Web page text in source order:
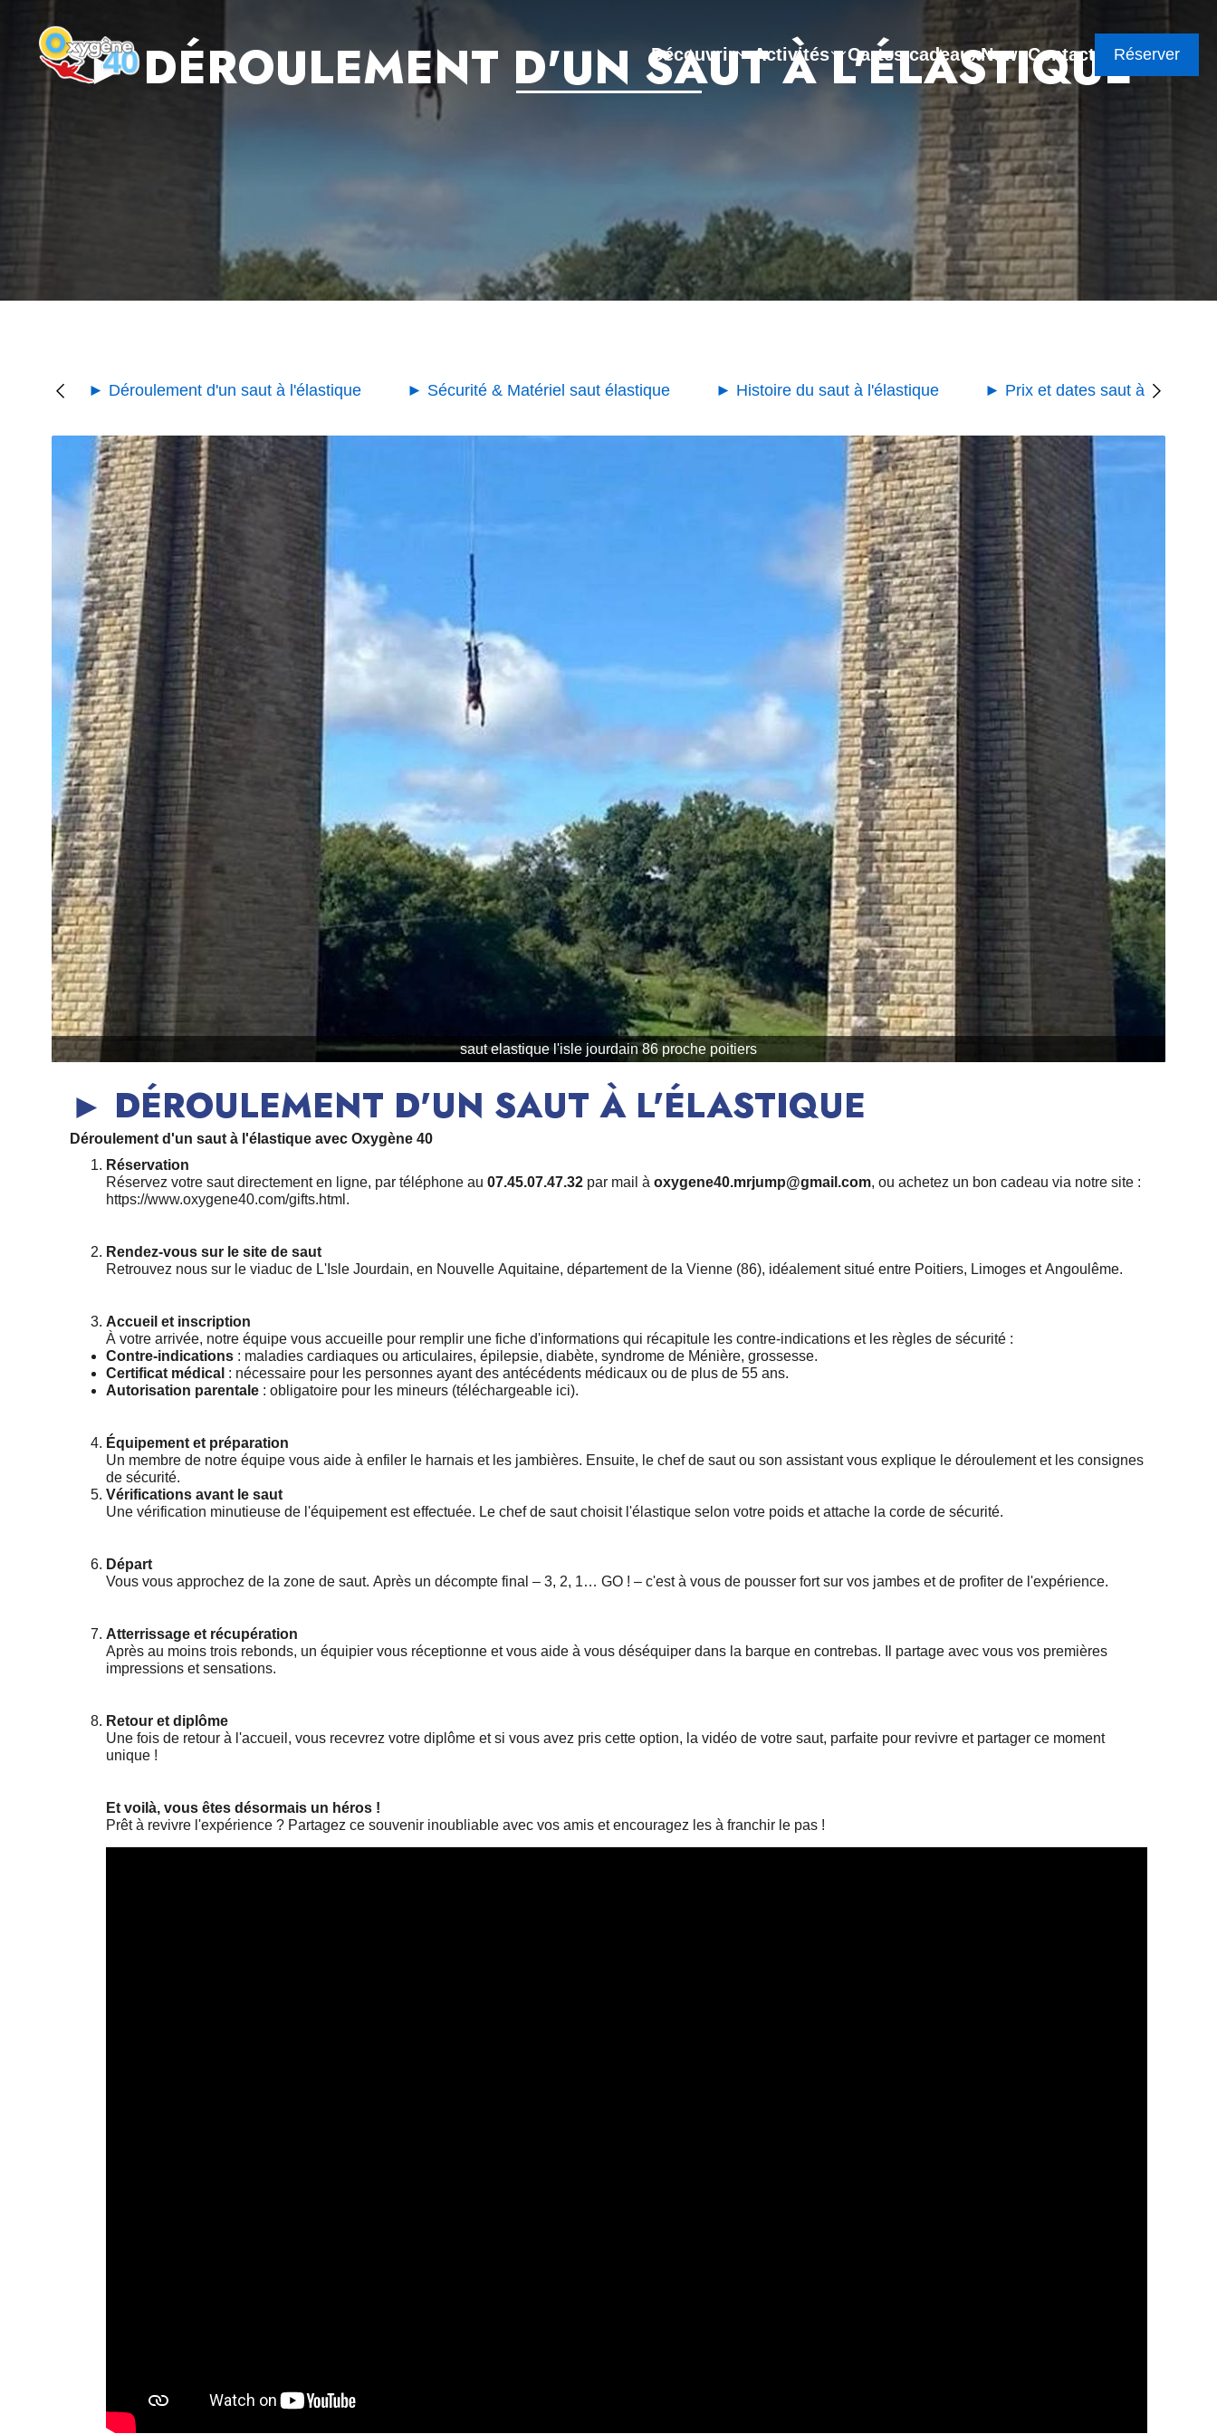
Découvrir Activités Cartes cadeauxNewsContact Réserver
► DÉROULEMENT D'UN SAUT À L'ÉLASTIQUE
► Déroulement d'un saut à l'élastique ► Sécurité & Matériel saut élastique ► Histoire du saut à l'élastique ► Prix et dates saut à
saut elastique l'isle jourdain 86 proche poitiers
► DÉROULEMENT D'UN SAUT À L'ÉLASTIQUE
Déroulement d'un saut à l'élastique avec Oxygène 40
Réservation
Réservez votre saut directement en ligne, par téléphone au 07.45.07.47.32 par mail à oxygene40.mrjump@gmail.com, ou achetez un bon cadeau via notre site :
https://www.oxygene40.com/gifts.html .
Rendez-vous sur le site de saut
Retrouvez nous sur le viaduc de L'Isle Jourdain, en Nouvelle Aquitaine, département de la Vienne (86), idéalement situé entre Poitiers, Limoges et Angoulême.
Accueil et inscription
À votre arrivée, notre équipe vous accueille pour remplir une fiche d'informations qui récapitule les contre-indications et les règles de sécurité :
Contre-indications : maladies cardiaques ou articulaires, épilepsie, diabète, syndrome de Ménière, grossesse.
Certificat médical : nécessaire pour les personnes ayant des antécédents médicaux ou de plus de 55 ans.
Autorisation parentale : obligatoire pour les mineurs (téléchargeable ici).
Équipement et préparation
Un membre de notre équipe vous aide à enfiler le harnais et les jambières. Ensuite, le chef de saut ou son assistant vous explique le déroulement et les consignes
de sécurité.
Vérifications avant le saut
Une vérification minutieuse de l'équipement est effectuée. Le chef de saut choisit l'élastique selon votre poids et attache la corde de sécurité.
Départ
Vous vous approchez de la zone de saut. Après un décompte final – 3, 2, 1… GO ! – c'est à vous de pousser fort sur vos jambes et de profiter de l'expérience.
Atterrissage et récupération
Après au moins trois rebonds, un équipier vous réceptionne et vous aide à vous déséquiper dans la barque en contrebas. Il partage avec vous vos premières
impressions et sensations.
Retour et diplôme
Une fois de retour à l'accueil, vous recevrez votre diplôme et si vous avez pris cette option, la vidéo de votre saut, parfaite pour revivre et partager ce moment
unique !
Et voilà, vous êtes désormais un héros !
Prêt à revivre l'expérience ? Partagez ce souvenir inoubliable avec vos amis et encouragez les à franchir le pas !